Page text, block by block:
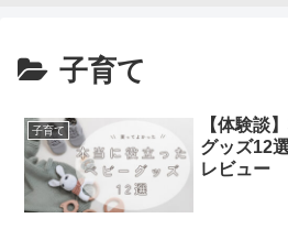
子育て
子育て
【体験談
グッズ12
レビュー